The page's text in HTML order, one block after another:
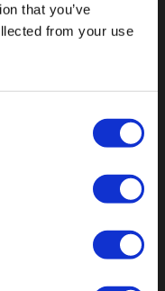
that you’ve
from your use